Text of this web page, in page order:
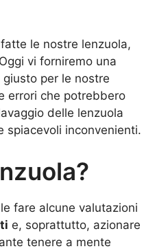
le nostre lenzuola,
vi forniremo una
per le nostre
errori che potrebbero
delle lenzuola
spiacevoli inconvenienti.
fare alcune valutazioni
e, soprattutto, azionare
tenere a mente